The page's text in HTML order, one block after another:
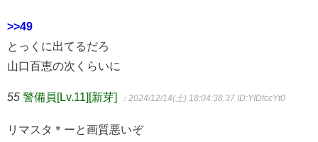
>>49
とっくに出てるだろ
山口百恵の次くらいに
55 警備員[Lv.11][新芽] ：2024/12/14(土) 18:04:38.37 ID:YIDfccYt0
リマスタ＊ーと画質悪いぞ